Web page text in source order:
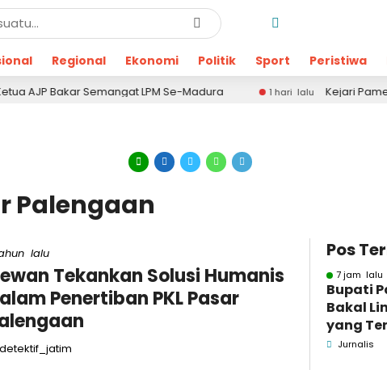
Regional Ekonomi Politik Sport Peristiwa
Bakar Semangat LPM Se-Madura 1 hari lalu
Kejari Pamekasan
Palengaan
lalu
Tekankan Solusi Humanis
Penertiban PKL Pasar
detektif_jatim
Pos
7 jam lalu
Bupati
Bakal
yang
Dugaan
Jurnalis